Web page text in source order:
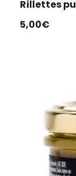
Rillettes
5,00€